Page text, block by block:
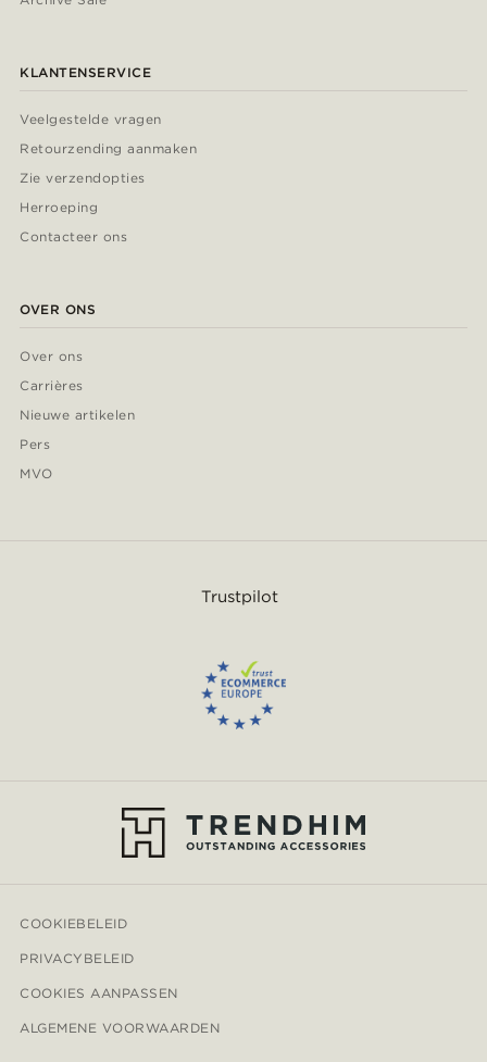
KLANTENSERVICE
Veelgestelde vragen
Retourzending aanmaken
Zie verzendopties
Herroeping
Contacteer ons
OVER ONS
Over ons
Carrières
Nieuwe artikelen
Pers
MVO
Trustpilot
COOKIEBELEID
PRIVACYBELEID
COOKIES AANPASSEN
ALGEMENE VOORWAARDEN